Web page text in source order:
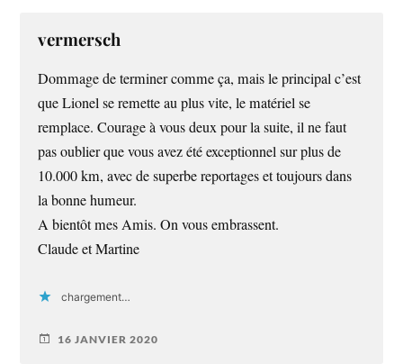
vermersch
Dommage de terminer comme ça, mais le principal c’est
que Lionel se remette au plus vite, le matériel se
remplace. Courage à vous deux pour la suite, il ne faut
pas oublier que vous avez été exceptionnel sur plus de
10.000 km, avec de superbe reportages et toujours dans
la bonne humeur.
A bientôt mes Amis. On vous embrassent.
Claude et Martine
chargement…
16 JANVIER 2020